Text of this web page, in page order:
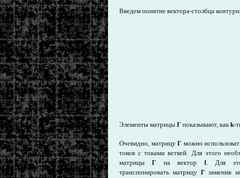
Введем понятие вектора-столбца
Элементы матрицы Γ показывают, какk-
Очевидно, матрицу Γ можно
токов с токами ветвей. Для этого
матрицыГ на вектор l. Для
транспонировать матрицуГ заменив